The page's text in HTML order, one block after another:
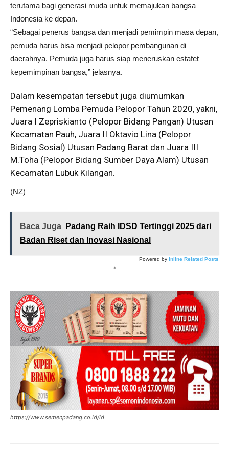
terutama bagi generasi muda untuk memajukan bangsa
Indonesia ke depan.
“Sebagai penerus bangsa dan menjadi pemimpin masa depan,
pemuda harus bisa menjadi pelopor pembangunan di
daerahnya. Pemuda juga harus siap meneruskan estafet
kepemimpinan bangsa,” jelasnya.
Dalam kesempatan tersebut juga diumumkan
Pemenang Lomba Pemuda Pelopor Tahun 2020, yakni,
Juara I Zepriskianto (Pelopor Bidang Pangan) Utusan
Kecamatan Pauh, Juara II Oktavio Lina (Pelopor
Bidang Sosial) Utusan Padang Barat dan Juara III
M.Toha (Pelopor Bidang Sumber Daya Alam) Utusan
Kecamatan Lubuk Kilangan.
(NZ)
Baca Juga
Padang Raih IDSD Tertinggi 2025 dari
Badan Riset dan Inovasi Nasional
Powered by Inline Related Posts
*
https://www.semenpadang.co.id/id